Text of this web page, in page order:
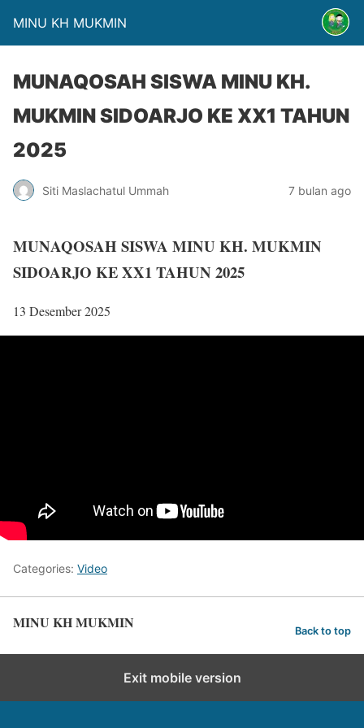
MINU KH MUKMIN
MUNAQOSAH SISWA MINU KH.
MUKMIN SIDOARJO KE XX1 TAHUN
2025
Siti Maslachatul Ummah 7 bulan ago
MUNAQOSAH SISWA MINU KH. MUKMIN
SIDOARJO KE XX1 TAHUN 2025
13 Desember 2025
Categories: Video
MINU KH MUKMIN Back to top
Exit mobile version